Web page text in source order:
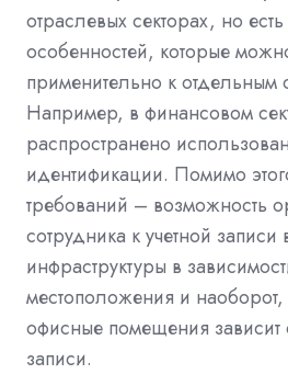
отраслевых секторах, но
особенностей, которые
применительно к отдельным
Например, в финансовом
распространено
идентификации. Помимо
требований – возможность
сотрудника к учетной записи
инфраструктуры в
местоположения и наоборот,
офисные помещения зависит
записи.